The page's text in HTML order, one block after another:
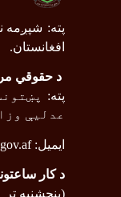
پته: شپږمه
افغانستان.
د حقوقي
پته:
عدلیې
ایمیل:
د کار
(پنجشنبه تر ۱:۳۰)